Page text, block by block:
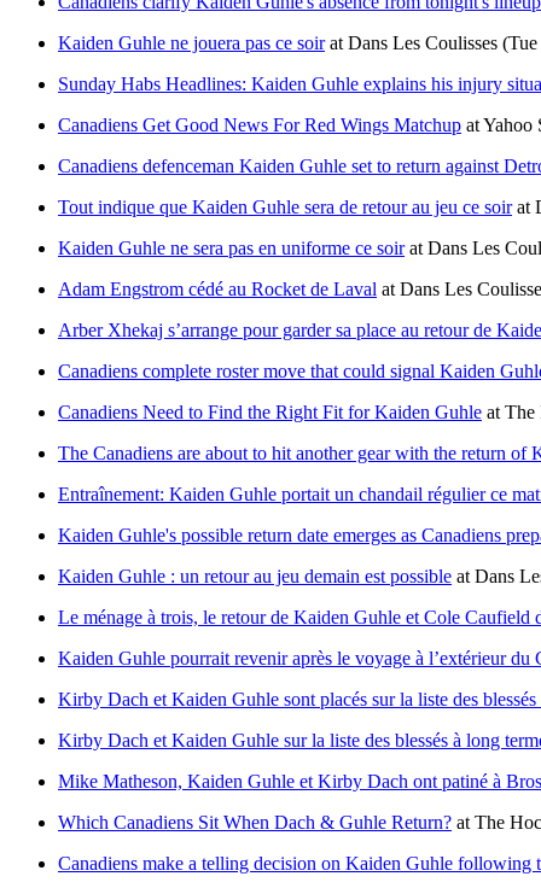
Kaiden Guhle ne jouera pas ce soirat Dans Les Coulisses
Sunday Habs Headlines: Kaiden Guhle explains his injury
Canadiens Get Good News For Red Wings Matchup atYahoo
Canadiens defenceman Kaiden Guhle set to return against
Tout indique que Kaiden Guhle sera de retour au jeu ce soirat
Kaiden Guhle ne sera pas en uniforme ce soirat Dans Les
Adam Engstrom cédé au Rocket de Laval at Dans Les
Arber Xhekaj s’arrange pour garder sa place au retour de
Canadiens complete roster move that could signal Kaiden
Canadiens Need to Find the Right Fit for Kaiden Guhle at The
The Canadiens are about to hit another gear with the return of
Entraînement: Kaiden Guhle portait un chandail régulier ce
Kaiden Guhle's possible return date emerges as Canadiens
Kaiden Guhle : un retour au jeu demain est possible at Dans
Le ménage à trois, le retour de Kaiden Guhle et Cole Caufield
Kaiden Guhle pourrait revenir après le voyage à l’extérieur du
Kirby Dach et Kaiden Guhle sont placés sur la liste des
Kirby Dach et Kaiden Guhle sur la liste des blessés à long
Mike Matheson, Kaiden Guhle et Kirby Dach ont patiné à
Which Canadiens Sit When Dach & Guhle Return? at The
Canadiens make a telling decision on Kaiden Guhle following